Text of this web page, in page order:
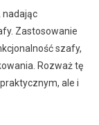
nadając
Zastosowanie
szafy,
Rozważ tę
ale i